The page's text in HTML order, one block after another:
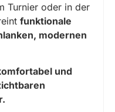
Turnier oder in der
funktionale
modernen
und